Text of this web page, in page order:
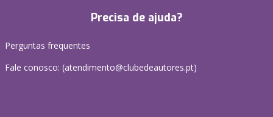
Precisa de ajuda?
Perguntas frequentes
Fale conosco: (atendimento@clubedeautores.pt)